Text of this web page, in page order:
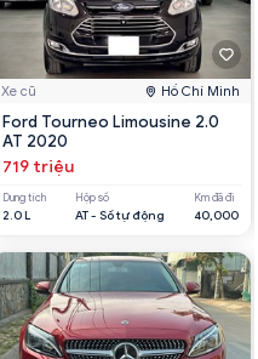
Xe cũ Hồ Chí Minh
Ford Tourneo Limousine 2.0
AT 2020
719 triệu
Dung tích
2.0 L
Hộp số
AT - Số tự động
Km đã đi
40,000